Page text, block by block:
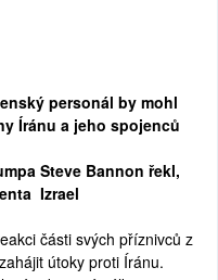
personál by mohl
Íránu a jeho spojenců
Steve Bannon řekl,
Izrael
části svých příznivců z
útoky proti Íránu.